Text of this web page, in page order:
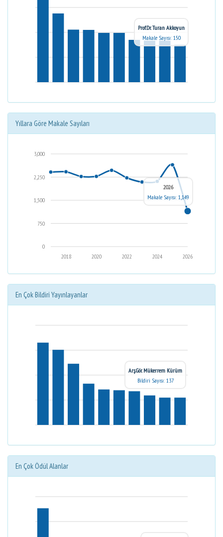
Prof.Dr. Turan Akkoyun
Makale Sayısı: 150
Yıllara Göre Makale Sayıları
0
750
1,500
2,250
3,000
2026
2024
2022
2020
2018
2026
Makale Sayısı: 1,149
En Çok Bildiri Yayınlayanlar
Arş.Gör. Mükerrem Kürüm
Bildiri Sayısı: 137
En Çok Ödül Alanlar